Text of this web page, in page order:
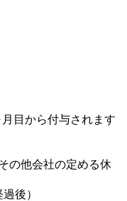
目から付与されます
の他会社の定める休
後）